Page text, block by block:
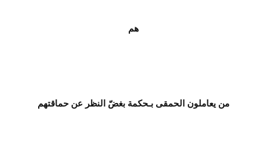
هم
من يعاملون الحمقى بـحكمة بغضّ النظر عن حماقتهم